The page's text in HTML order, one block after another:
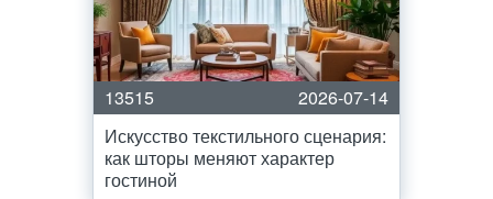
13515
2026-07-14
Искусство текстильного сценария:
как шторы меняют характер
гостиной